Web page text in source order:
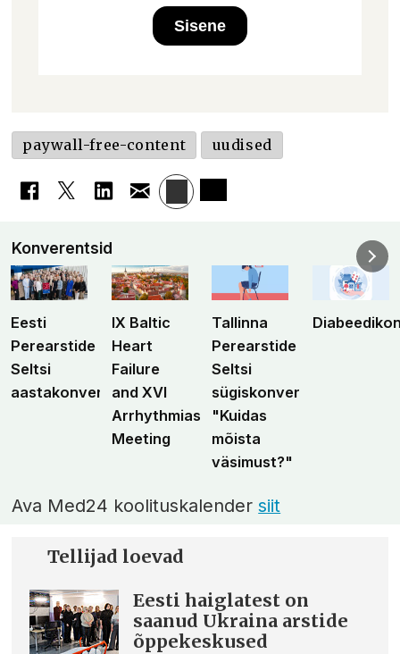
Sisene
paywall-free-content uudised
Konverentsid
Eesti
Perearstide
Seltsi
aastakonverents
IX Baltic
Heart
Failure
and XVI
Arrhythmias
Meeting
Tallinna
Perearstide
Seltsi
sügiskonverents
"Kuidas
mõista
väsimust?"
Ava Med24 koolituskalendersiit
Tellijad loevad
Eesti haiglatest on
saanud Ukraina arstide
õppekeskused